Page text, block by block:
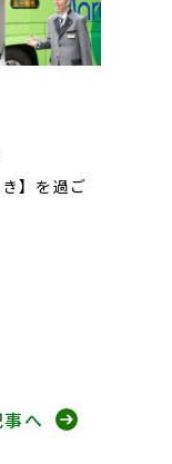
】を過ご
へ